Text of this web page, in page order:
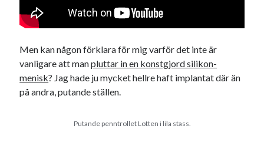
Men kan någon förklara för mig varför det inte är
vanligare att manpluttar in en konstgjord silikon-
menisk? Jag hade ju mycket hellre haft implantat där än
på andra, putande ställen.
Putande penntrollet Lotten i lila stass.